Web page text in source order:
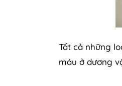
Tất cả những
máu ở dương